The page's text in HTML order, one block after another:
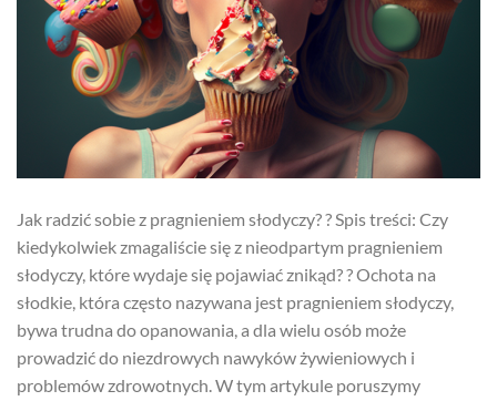
Jak radzić sobie z pragnieniem słodyczy? ? Spis treści: Czy
kiedykolwiek zmagaliście się z nieodpartym pragnieniem
słodyczy, które wydaje się pojawiać znikąd? ?️ Ochota na
słodkie, która często nazywana jest pragnieniem słodyczy,
bywa trudna do opanowania, a dla wielu osób może
prowadzić do niezdrowych nawyków żywieniowych i
problemów zdrowotnych. W tym artykule poruszymy